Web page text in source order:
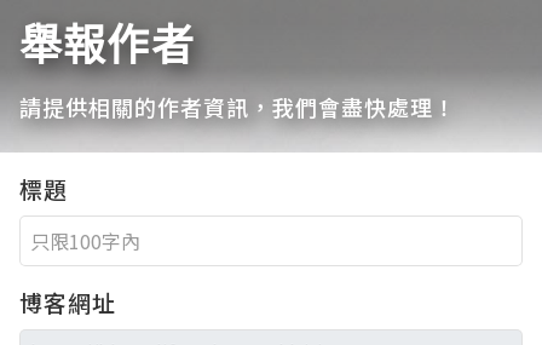
舉報作者
請提供相關的作者資訊，我們會盡快處理！
標題
博客網址